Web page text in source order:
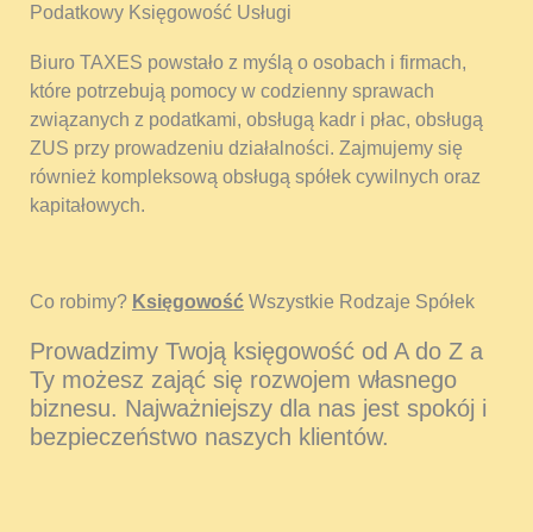
Podatkowy Księgowość Usługi
Biuro TAXES powstało z myślą o osobach i firmach,
które potrzebują pomocy w codzienny sprawach
związanych z podatkami, obsługą kadr i płac, obsługą
ZUS przy prowadzeniu działalności. Zajmujemy się
również kompleksową obsługą spółek cywilnych oraz
kapitałowych.
Co robimy? Księgowość Wszystkie Rodzaje Spółek
Prowadzimy Twoją księgowość od A do Z a
Ty możesz zająć się rozwojem własnego
biznesu. Najważniejszy dla nas jest spokój i
bezpieczeństwo naszych klientów.